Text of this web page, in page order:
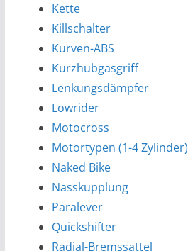
Kette
Killschalter
Kurven-ABS
Kurzhubgasgriff
Lenkungsdämpfer
Lowrider
Motocross
Motortypen (1-4 Zylinder)
Naked Bike
Nasskupplung
Paralever
Quickshifter
Radial-Bremssattel